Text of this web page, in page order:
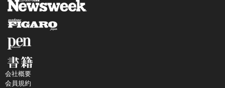
会社概要
会員規約